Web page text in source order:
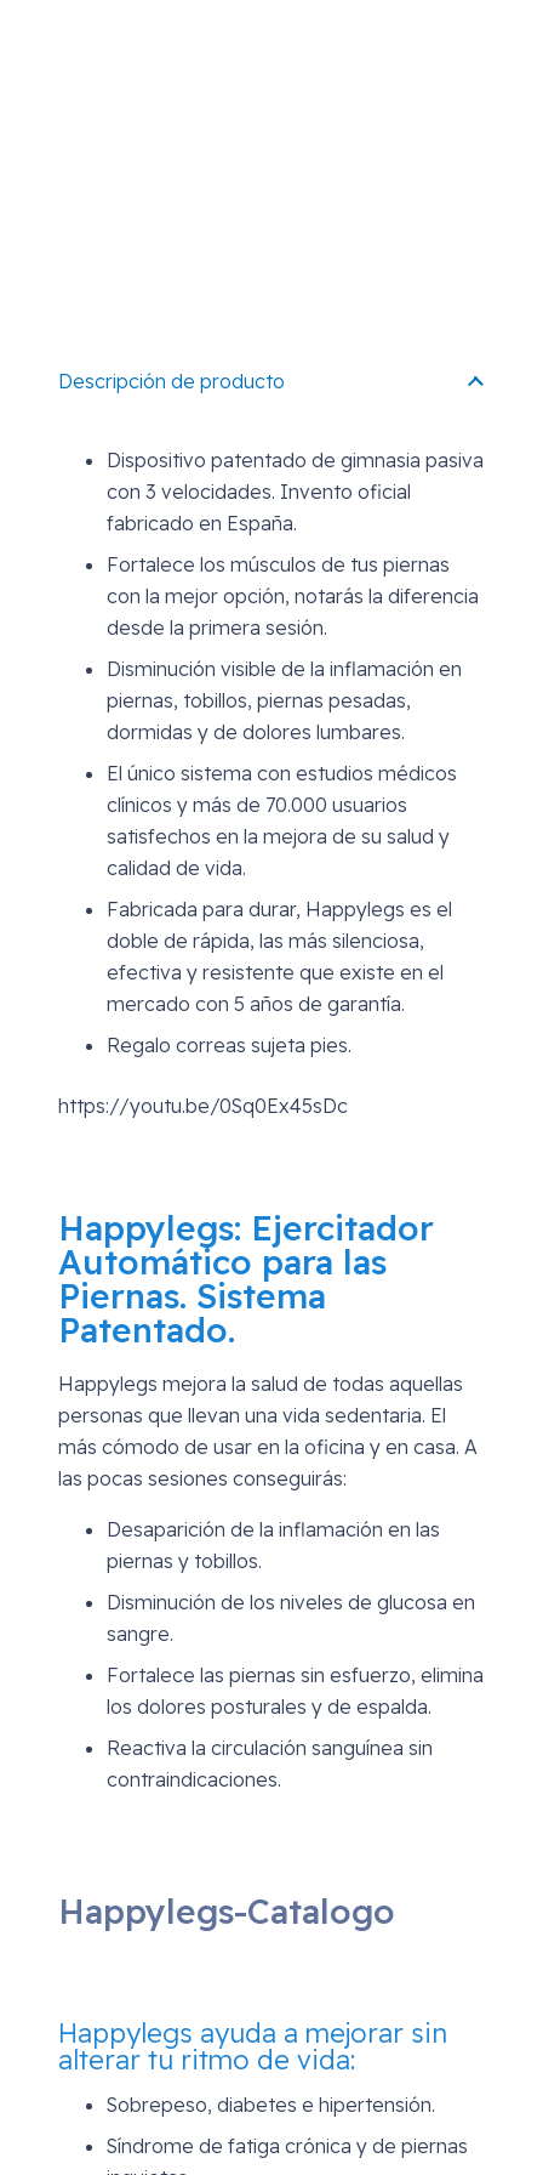
Descripción de producto
Dispositivo patentado de gimnasia pasiva
con 3 velocidades. Invento oficial
fabricado en España.
Fortalece los músculos de tus piernas
con la mejor opción, notarás la diferencia
desde la primera sesión.
Disminución visible de la inflamación en
piernas, tobillos, piernas pesadas,
dormidas y de dolores lumbares.
El único sistema con estudios médicos
clínicos y más de 70.000 usuarios
satisfechos en la mejora de su salud y
calidad de vida.
Fabricada para durar, Happylegs es el
doble de rápida, las más silenciosa,
efectiva y resistente que existe en el
mercado con 5 años de garantía.
Regalo correas sujeta pies.
https://youtu.be/0Sq0Ex45sDc
Happylegs: Ejercitador
Automático para las
Piernas. Sistema
Patentado.
Happylegs mejora la salud de todas aquellas
personas que llevan una vida sedentaria. El
más cómodo de usar en la oficina y en casa. A
las pocas sesiones conseguirás:
Desaparición de la inflamación en las
piernas y tobillos.
Disminución de los niveles de glucosa en
sangre.
Fortalece las piernas sin esfuerzo, elimina
los dolores posturales y de espalda.
Reactiva la circulación sanguínea sin
contraindicaciones.
Happylegs-Catalogo
Happylegs ayuda a mejorar sin
alterar tu ritmo de vida:
Sobrepeso, diabetes e hipertensión.
Síndrome de fatiga crónica y de piernas